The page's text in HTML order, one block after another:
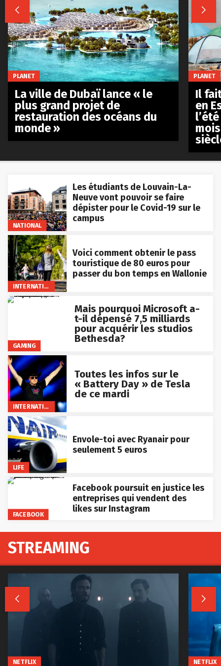
NATIONAL
Les étudiants de Louvain-La-
Neuve vont pouvoir se faire
dépister pour le Covid-19 sur le
campus
INTERNATIONAL
Voici comment obtenir le pass
touristique de 80 euros pour
passer du bon temps en Wallonie
GAMING
Mais pourquoi Microsoft a-
t-il dépensé 7,5 milliards
pour acquérir les studios
Bethesda?
INTERNATIONAL
Toutes les infos sur le
« Battery Day » de Tesla
de ce mardi
LIFE
Envole-toi avec Ryanair pour
seulement 5 euros
FACEBOOK
Facebook poursuit en justice les
entreprises qui vendent des
likes sur Instagram
 
PLANET
La ville de Dubaï lance « le
plus grand projet de
restauration des océans du
monde »
PLANET
Il
en
STREAMING
 
NETFLIX NETFLIX